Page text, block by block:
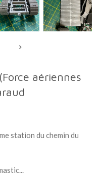
aériennes
station du chemin du